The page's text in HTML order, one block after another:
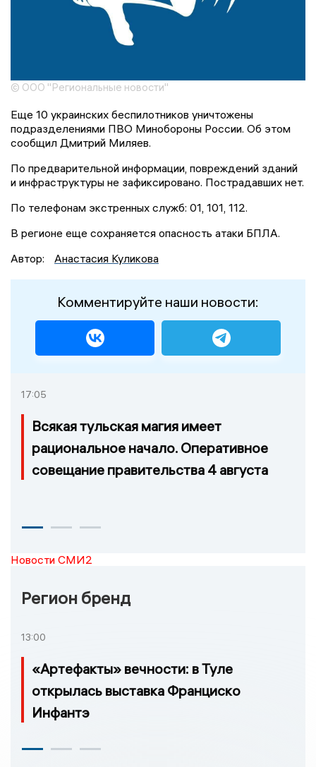
© ООО "Региональные новости"
Еще 10 украинских беспилотников уничтожены
подразделениями ПВО Минобороны России. Об этом
сообщил Дмитрий Миляев.
По предварительной информации, повреждений зданий
и инфраструктуры не зафиксировано. Пострадавших нет.
По телефонам экстренных служб: 01, 101, 112.
В регионе еще сохраняется опасность атаки БПЛА.
Автор:
Анастасия Куликова
Комментируйте наши новости:
17:05
Всякая тульская магия имеет
рациональное начало. Оперативное
совещание правительства 4 августа
Новости СМИ2
Регион бренд
13:00
«Артефакты» вечности: в Туле
открылась выставка Франциско
Инфантэ